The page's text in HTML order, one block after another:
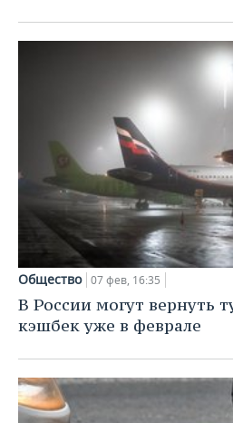
Общество 07 фев, 16:35
В России могут вернуть
кэшбек уже в феврале